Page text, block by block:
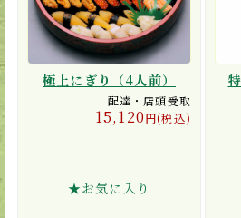
極上にぎり（4人前）
配達・店頭受取
15,120円(税込)
★お気に入り